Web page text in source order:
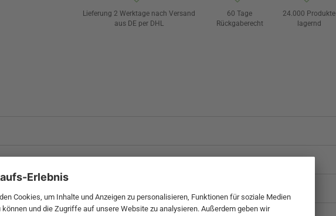
Lieferung 2 Werktage nach Versand
aus DE per DHL
60 Tage
Rückgaberecht
24.000 Produkte
lagernd